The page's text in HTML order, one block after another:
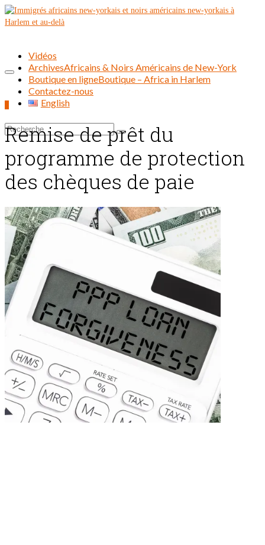
Rechercher :
Vidéos
ArchivesAfricains & Noirs Américains de New-York
Boutique en ligneBoutique – Africa in Harlem
Contactez-nous
English
Remise de prêt du
programme de protection
des chèques de paie